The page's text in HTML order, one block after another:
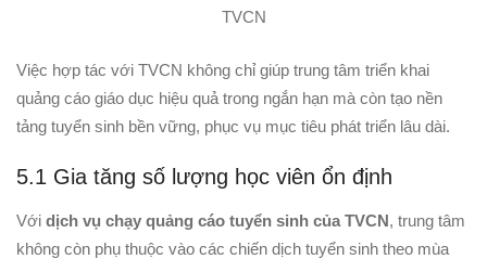
TVCN
Việc hợp tác với TVCN không chỉ giúp trung tâm triển khai
quảng cáo giáo dục hiệu quả trong ngắn hạn mà còn tạo nền
tảng tuyển sinh bền vững, phục vụ mục tiêu phát triển lâu dài.
5.1 Gia tăng số lượng học viên ổn định
Với dịch vụ chạy quảng cáo tuyển sinh của TVCN, trung tâm
không còn phụ thuộc vào các chiến dịch tuyển sinh theo mùa